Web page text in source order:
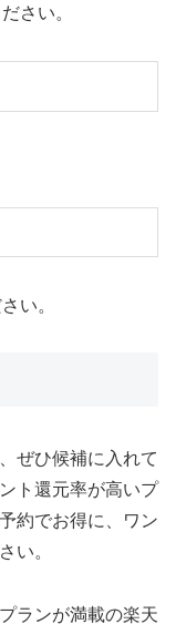
さい。
い。
ぜひ候補に入れて
ト還元率が高いプ
約でお得に、ワン
い。
ランが満載の楽天